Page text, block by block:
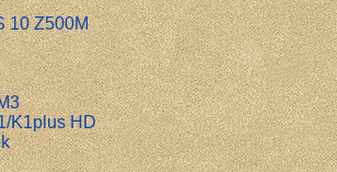
10 Z500M
K1plus HD